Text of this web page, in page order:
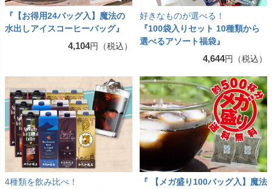
『【お得用24バッグ入】魔法の
水出しアイスコーヒーバッグ』
4,104円（税込）
好きなものが選べる！
『100袋入りセット 10種類から
選べるアソート福袋』
4,644円（税込）
4種類を飲み比べ！
『 【メガ盛り100バッグ入】魔法